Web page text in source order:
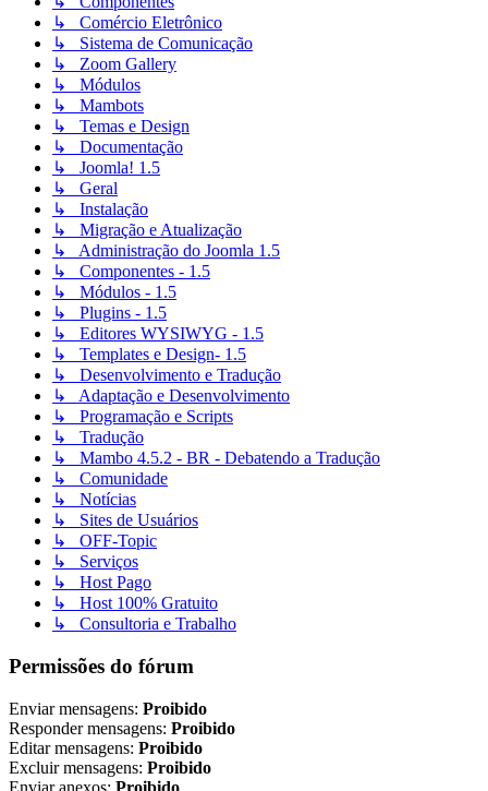
↳ Comércio Eletrônico
↳ Sistema de Comunicação
↳ Zoom Gallery
↳ Módulos
↳ Mambots
↳ Temas e Design
↳ Documentação
↳ Joomla! 1.5
↳ Geral
↳ Instalação
↳ Migração e Atualização
↳ Administração do Joomla 1.5
↳ Componentes - 1.5
↳ Módulos - 1.5
↳ Plugins - 1.5
↳ Editores WYSIWYG - 1.5
↳ Templates e Design- 1.5
↳ Desenvolvimento e Tradução
↳ Adaptação e Desenvolvimento
↳ Programação e Scripts
↳ Tradução
↳ Mambo 4.5.2 - BR - Debatendo a Tradução
↳ Comunidade
↳ Notícias
↳ Sites de Usuários
↳ OFF-Topic
↳ Serviços
↳ Host Pago
↳ Host 100% Gratuito
↳ Consultoria e Trabalho
Permissões do fórum
Enviar mensagens: Proibido
Responder mensagens: Proibido
Editar mensagens: Proibido
Excluir mensagens: Proibido
Enviar anexos: Proibido